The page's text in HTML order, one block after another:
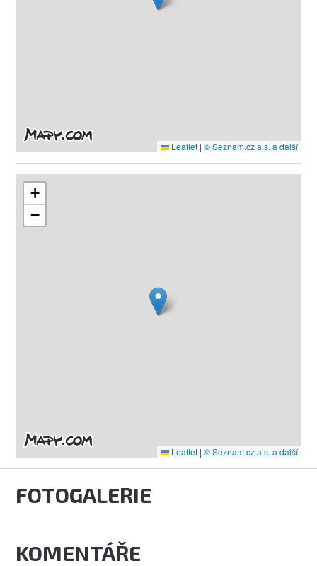
Leaflet | © Seznam.cz a.s. a další
+
−
Leaflet | © Seznam.cz a.s. a další
FOTOGALERIE
KOMENTÁŘE